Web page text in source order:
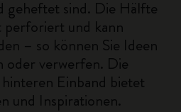
geheftet sind. Die Hälfte
perforiert und kann
– so können Sie Ideen
oder verwerfen. Die
Einband bietet
und Inspirationen.